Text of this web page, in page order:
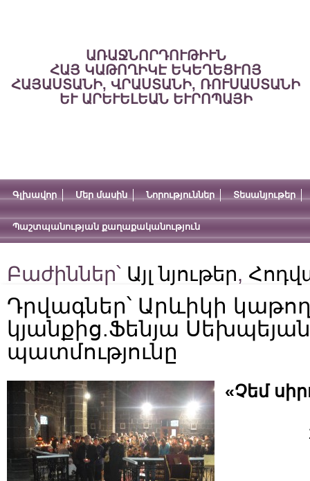
ԱՌԱՋՆՈՐԴՈՒԹԻՒՆ
ՀԱՅ ԿԱԹՈՂԻԿԷ ԵԿԵՂԵՑՒՈՅ
ՀԱՅԱՍՏԱՆԻ, ՎՐԱՍՏԱՆԻ, ՌՈՒՍԱՍՏԱՆԻ
ԵՒ ԱՐԵՒԵԼԵԱՆ ԵՒՐՈՊԱՅԻ
Գլխավոր Մեր մասին Նորություններ Տեսանյութեր
Պաշտպանության քաղաքականություն
Բաժիններ՝ Այլ նյութեր,
Դրվագներ՝ Արևիկի
կյանքից.Ֆենյա
պատմությունը
«Չեմ